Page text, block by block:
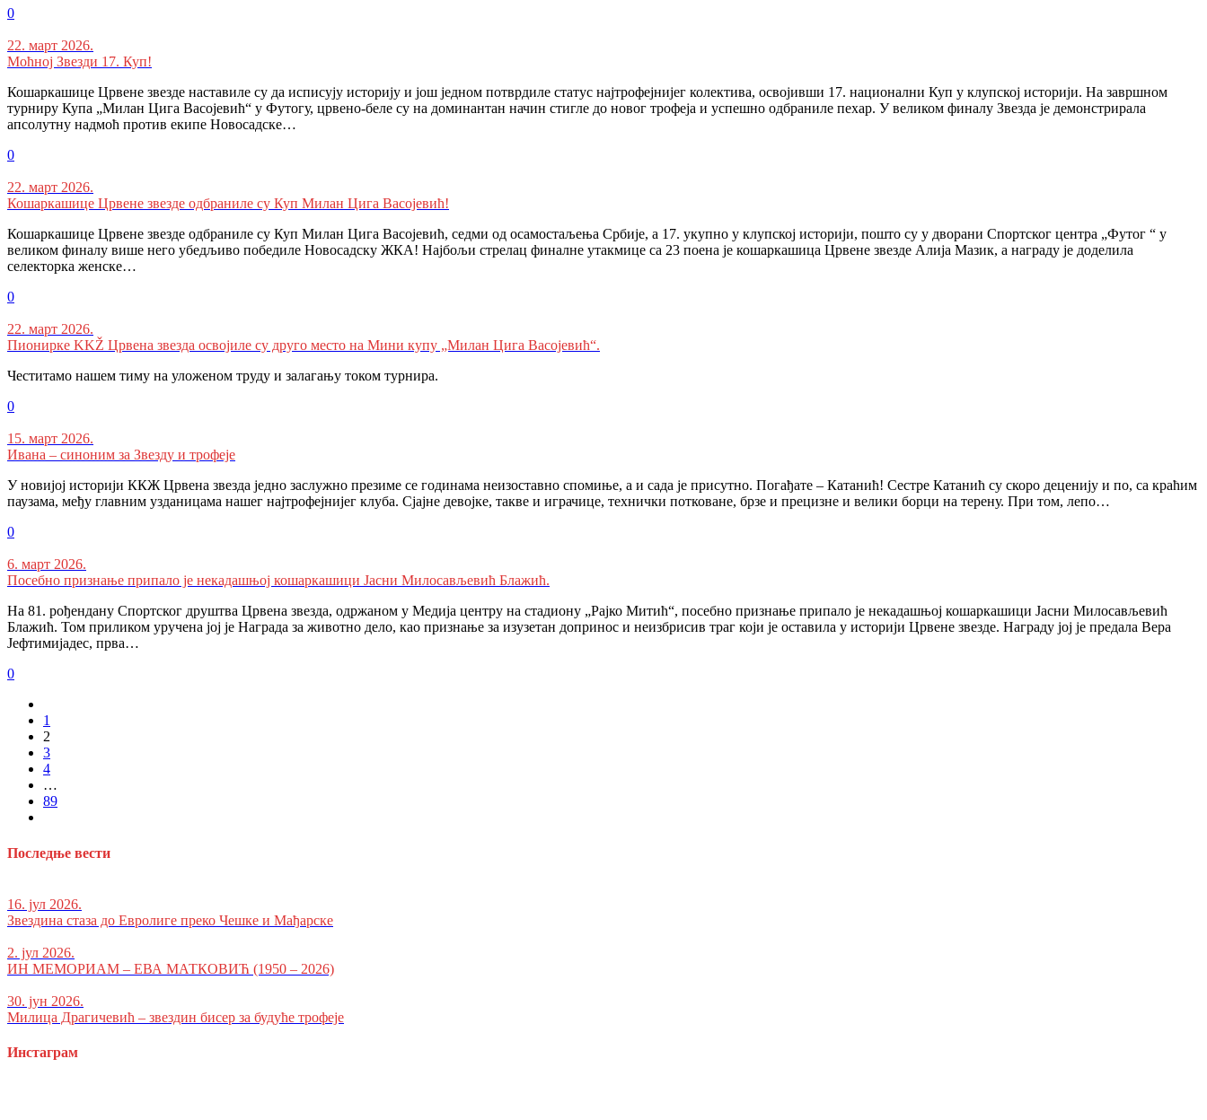
0
22. март 2026.
Моћној Звезди 17. Куп!
Кошаркашице Црвене звезде наставиле су да исписују историју и још једном потврдиле статус најтрофејнијег колектива, освојивши 17. национални Куп у клупској историји. На завршном
турниру Купа „Милан Цига Васојевић“ у Футогу, црвено-беле су на доминантан начин стигле до новог трофеја и успешно одбраниле пехар. У великом финалу Звезда је демонстрирала
апсолутну надмоћ против екипе Новосадске…
0
22. март 2026.
Кошаркашице Црвене звезде одбраниле су Куп Милан Цига Васојевић!
Кошаркашице Црвене звезде одбраниле су Куп Милан Цига Васојевић, седми од осамостаљења Србије, а 17. укупно у клупској историји, пошто су у дворани Спортског центра „Футог “ у
великом финалу више него убедљиво победиле Новосадску ЖКА! Најбољи стрелац финалне утакмице са 23 поенa је кошаркашица Црвене звезде Алија Мазик, а награду је доделила
селекторка женске…
0
22. март 2026.
Пионирке KKŽ Црвена звезда освојиле су друго место на Мини купу „Милан Цига Васојевић“.
Честитамо нашем тиму на уложеном труду и залагању током турнира.
0
15. март 2026.
Ивана – синоним за Звезду и трофеје
У новијој историји ККЖ Црвена звезда једно заслужно презиме се годинама неизоставно спомиње, а и сада је присутно. Погађате – Катанић! Сестре Катанић су скоро деценију и по, са краћим
паузама, међу главним узданицама нашег најтрофејнијег клуба. Сјајне девојке, такве и играчице, технички потковане, брзе и прецизне и велики борци на терену. При том, лепо…
0
6. март 2026.
Посебно признање припало је некадашњој кошаркашици Јасни Милосављевић Блажић.
На 81. рођендану Спортског друштва Црвена звезда, одржаном у Медија центру на стадиону „Рајко Митић“, посебно признање припало је некадашњој кошаркашици Јасни Милосављевић
Блажић. Том приликом уручена јој је Награда за животно дело, као признање за изузетан допринос и неизбрисив траг који је оставила у историји Црвене звезде. Награду јој је предала Вера
Јефтимијадес, прва…
0
1
2
3
4
…
89
Последње вести
16. јул 2026.
Звездина стаза до Евролиге преко Чешке и Мађарске
2. јул 2026.
ИН МЕМОРИАМ – ЕВА МАТКОВИЋ (1950 – 2026)
30. јун 2026.
Милица Драгичевић – звездин бисер за будуће трофеје
Инстаграм